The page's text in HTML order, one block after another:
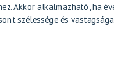
Akkor alkalmazható, ha
szélessége és vastagsága